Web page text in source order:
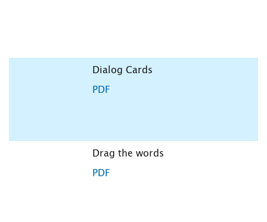
Dialog Cards
PDF
Drag the words
PDF